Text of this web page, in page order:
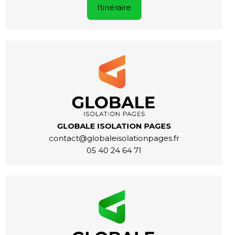
Itinéraire
GLOBALE ISOLATION PAGES
contact@globaleisolationpages.fr
05 40 24 64 71